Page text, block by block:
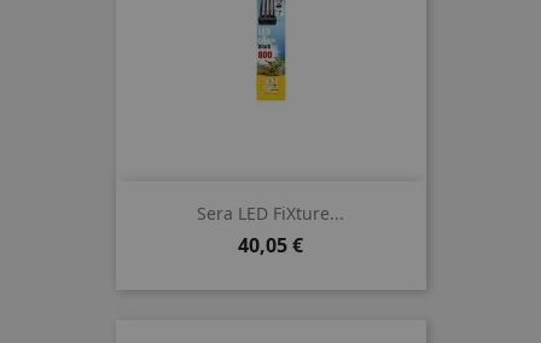
Sera LED FiXture...
Preis
40,05 €